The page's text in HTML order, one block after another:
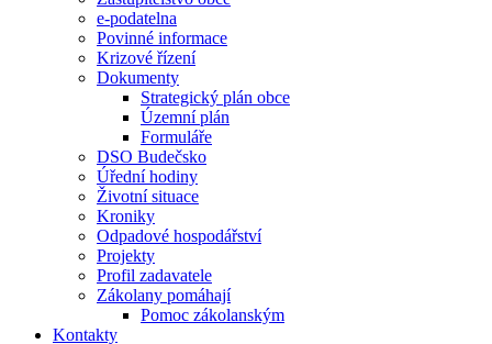
e-podatelna
Povinné informace
Krizové řízení
Dokumenty
Strategický plán obce
Územní plán
Formuláře
DSO Budečsko
Úřední hodiny
Životní situace
Kroniky
Odpadové hospodářství
Projekty
Profil zadavatele
Zákolany pomáhají
Pomoc zákolanským
Kontakty